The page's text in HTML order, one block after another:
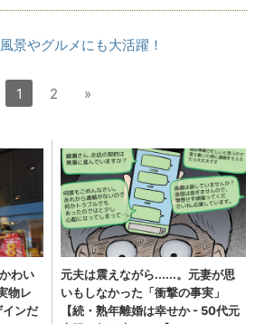
風景やグルメにも大活躍！
1 2 »